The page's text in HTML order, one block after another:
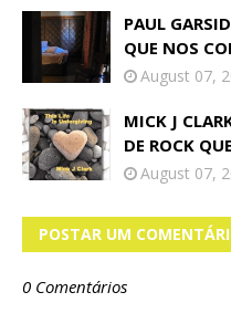
PAUL
QUE NOS
August 07,
MICK J
DE ROCK
August 07,
POSTAR UM
0 Comentários